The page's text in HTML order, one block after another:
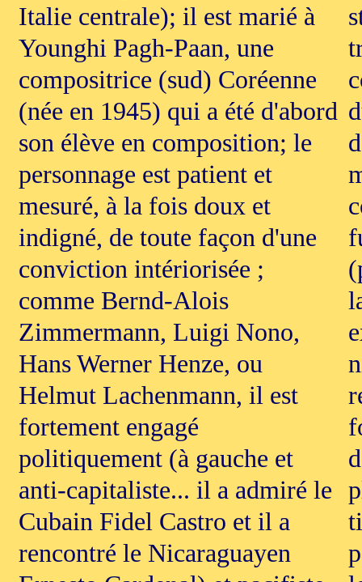
Italie centrale); il est marié à
Younghi Pagh-Paan, une
compositrice (sud) Coréenne
(née en 1945) qui a été d'abord
son élève en composition; le
personnage est patient et
mesuré, à la fois doux et
indigné, de toute façon d'une
conviction intériorisée ;
comme Bernd-Alois
Zimmermann, Luigi Nono,
Hans Werner Henze, ou
Helmut Lachenmann, il est
fortement engagé
politiquement (à gauche et
anti-capitaliste... il a admiré le
Cubain Fidel Castro et il a
rencontré le Nicaraguayen